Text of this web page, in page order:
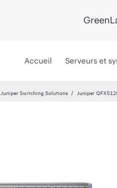
Accueil Serveurs et
Juniper Switching Solutions Juniper